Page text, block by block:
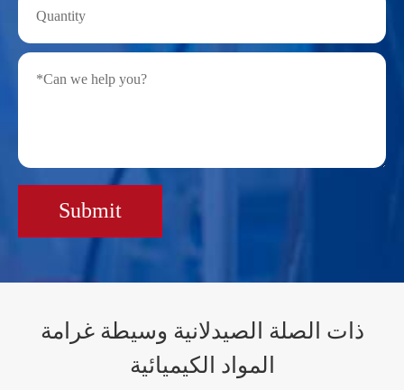
Submit
ذات الصلة الصيدلانية وسيطة غرامة
المواد الكيميائية